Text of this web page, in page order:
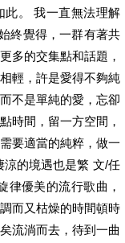
此。 我一直無法理解
終覺得，一群有著共
多的交集點和話題，
輕，許是愛得不夠純
不是單純的愛，忘卻
時間，留一方空間，
要適當的純粹，做一
的境遇也是繁 文/任
律優美的流行歌曲，
而又枯燥的時間頓時
流淌而去，待到一曲